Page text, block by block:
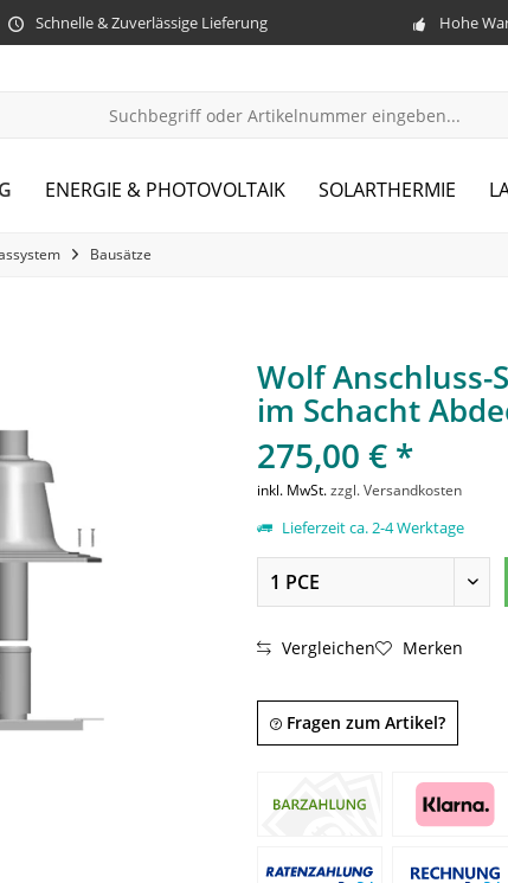
Schnelle & Zuverlässige Lieferung Hohe
ENERGIE & PHOTOVOLTAIK SOLARTHERMIE
Bausätze
Wolf Anschluss-
im Schacht
275,00 € *
inkl. MwSt.zzgl. Versandkosten
Lieferzeit ca. 2-4 Werktage
Vergleichen Merken
Fragen zum Artikel?